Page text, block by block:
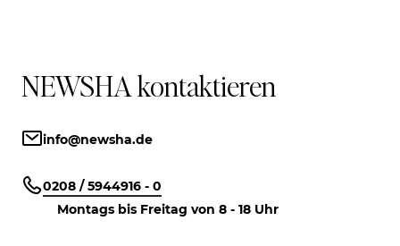
NEWSHA kontaktieren
info@newsha.de
0208 / 5944916 - 0
Montags bis Freitag von 8 - 18 Uhr